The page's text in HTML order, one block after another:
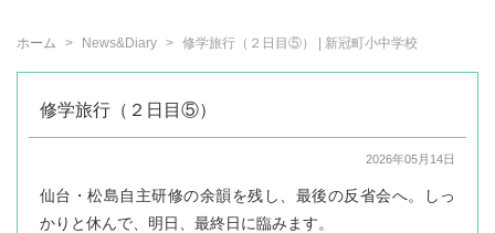
ホーム News&Diary 修学旅行（２日目⑤） | 新冠町小中学校
修学旅行（２日目⑤）
2026年05月14日
仙台・松島自主研修の余韻を残し、最後の反省会へ。しっ
かりと休んで、明日、最終日に臨みます。